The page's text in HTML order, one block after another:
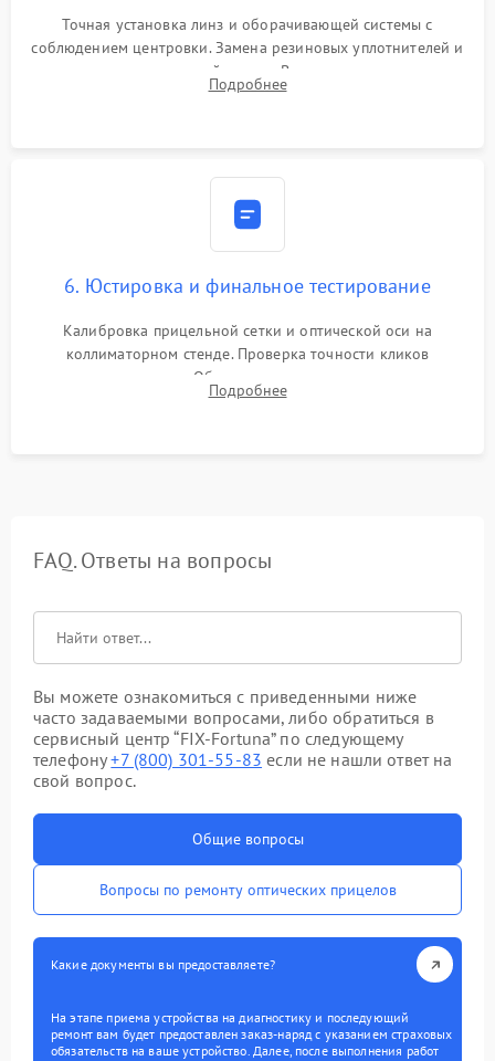
Точная установка линз и оборачивающей системы с
соблюдением центровки. Замена резиновых уплотнителей и
нанесение влагозащитной смазки. Вакуумирование корпуса
и заполнение его осушенным азотом или аргоном для
Подробнее
6. Юстировка и финальное тестирование
Калибровка прицельной сетки и оптической оси на
коллиматорном стенде. Проверка точности кликов
механизма поправок. Обязательное испытание прицела на
ударном стенде для проверки устойчивости к отдаче и
Подробнее
FAQ. Ответы на вопросы
Вы можете ознакомиться с приведенными ниже
часто задаваемыми вопросами, либо обратиться в
сервисный центр “FIX-Fortuna” по следующему
телефону+7 (800) 301-55-83 если не нашли ответ на
свой вопрос.
Общие вопросы
Вопросы по ремонту оптических прицелов
Какие документы вы предоставляете?
На этапе приема устройства на диагностику и последующий
ремонт вам будет предоставлен заказ-наряд с указанием страховых
обязательств на ваше устройство. Далее, после выполнения работ